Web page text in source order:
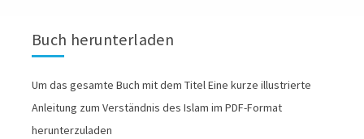
Buch herunterladen
Um das gesamte Buch mit dem Titel Eine kurze illustrierte
Anleitung zum Verständnis des Islam im PDF-Format
herunterzuladen